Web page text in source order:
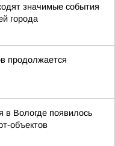
значимые события
города
продолжается
в Вологде появилось
объектов